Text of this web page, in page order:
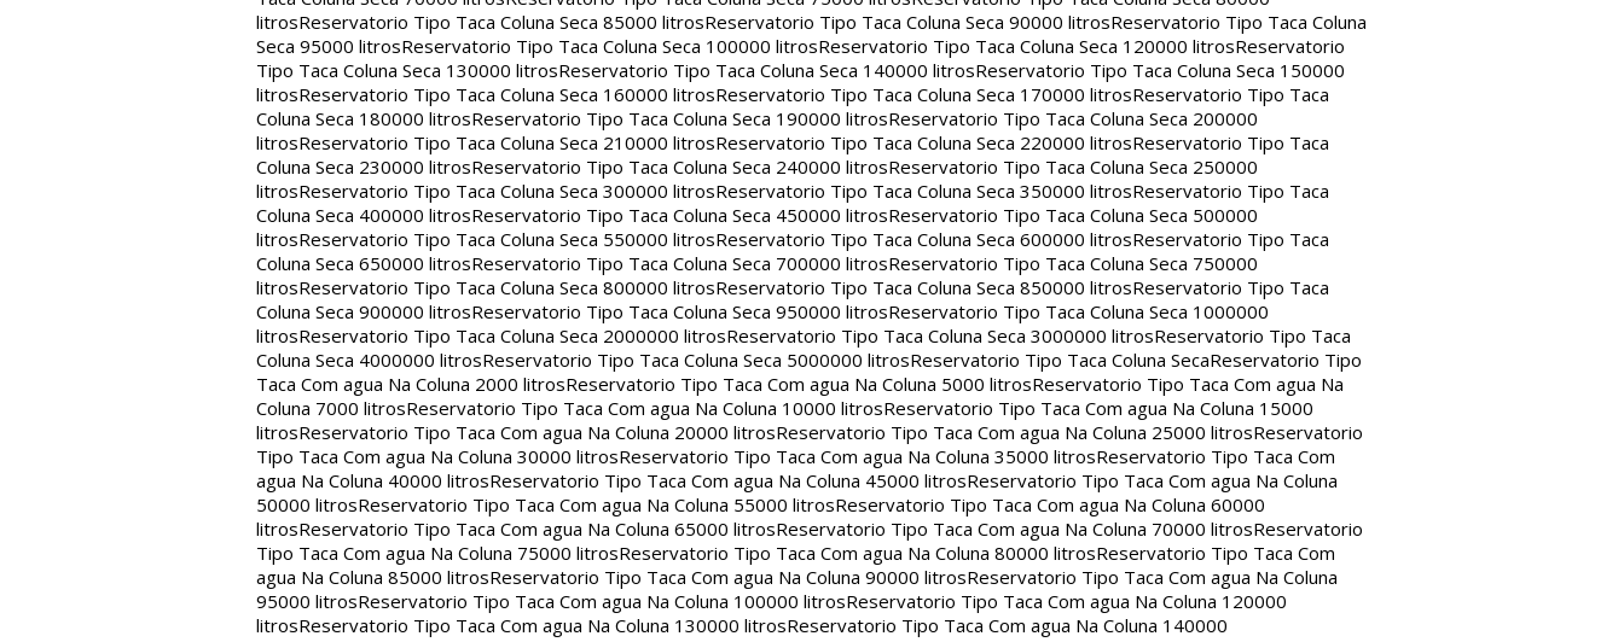
litrosReservatorio Tipo Taca Coluna Seca 85000 litrosReservatorio Tipo Taca Coluna Seca 90000 litrosReservatorio Tipo Taca Coluna
Seca 95000 litrosReservatorio Tipo Taca Coluna Seca 100000 litrosReservatorio Tipo Taca Coluna Seca 120000 litrosReservatorio
Tipo Taca Coluna Seca 130000 litrosReservatorio Tipo Taca Coluna Seca 140000 litrosReservatorio Tipo Taca Coluna Seca 150000
litrosReservatorio Tipo Taca Coluna Seca 160000 litrosReservatorio Tipo Taca Coluna Seca 170000 litrosReservatorio Tipo Taca
Coluna Seca 180000 litrosReservatorio Tipo Taca Coluna Seca 190000 litrosReservatorio Tipo Taca Coluna Seca 200000
litrosReservatorio Tipo Taca Coluna Seca 210000 litrosReservatorio Tipo Taca Coluna Seca 220000 litrosReservatorio Tipo Taca
Coluna Seca 230000 litrosReservatorio Tipo Taca Coluna Seca 240000 litrosReservatorio Tipo Taca Coluna Seca 250000
litrosReservatorio Tipo Taca Coluna Seca 300000 litrosReservatorio Tipo Taca Coluna Seca 350000 litrosReservatorio Tipo Taca
Coluna Seca 400000 litrosReservatorio Tipo Taca Coluna Seca 450000 litrosReservatorio Tipo Taca Coluna Seca 500000
litrosReservatorio Tipo Taca Coluna Seca 550000 litrosReservatorio Tipo Taca Coluna Seca 600000 litrosReservatorio Tipo Taca
Coluna Seca 650000 litrosReservatorio Tipo Taca Coluna Seca 700000 litrosReservatorio Tipo Taca Coluna Seca 750000
litrosReservatorio Tipo Taca Coluna Seca 800000 litrosReservatorio Tipo Taca Coluna Seca 850000 litrosReservatorio Tipo Taca
Coluna Seca 900000 litrosReservatorio Tipo Taca Coluna Seca 950000 litrosReservatorio Tipo Taca Coluna Seca 1000000
litrosReservatorio Tipo Taca Coluna Seca 2000000 litrosReservatorio Tipo Taca Coluna Seca 3000000 litrosReservatorio Tipo Taca
Coluna Seca 4000000 litrosReservatorio Tipo Taca Coluna Seca 5000000 litrosReservatorio Tipo Taca Coluna SecaReservatorio Tipo
Taca Com agua Na Coluna 2000 litrosReservatorio Tipo Taca Com agua Na Coluna 5000 litrosReservatorio Tipo Taca Com agua Na
Coluna 7000 litrosReservatorio Tipo Taca Com agua Na Coluna 10000 litrosReservatorio Tipo Taca Com agua Na Coluna 15000
litrosReservatorio Tipo Taca Com agua Na Coluna 20000 litrosReservatorio Tipo Taca Com agua Na Coluna 25000 litrosReservatorio
Tipo Taca Com agua Na Coluna 30000 litrosReservatorio Tipo Taca Com agua Na Coluna 35000 litrosReservatorio Tipo Taca Com
agua Na Coluna 40000 litrosReservatorio Tipo Taca Com agua Na Coluna 45000 litrosReservatorio Tipo Taca Com agua Na Coluna
50000 litrosReservatorio Tipo Taca Com agua Na Coluna 55000 litrosReservatorio Tipo Taca Com agua Na Coluna 60000
litrosReservatorio Tipo Taca Com agua Na Coluna 65000 litrosReservatorio Tipo Taca Com agua Na Coluna 70000 litrosReservatorio
Tipo Taca Com agua Na Coluna 75000 litrosReservatorio Tipo Taca Com agua Na Coluna 80000 litrosReservatorio Tipo Taca Com
agua Na Coluna 85000 litrosReservatorio Tipo Taca Com agua Na Coluna 90000 litrosReservatorio Tipo Taca Com agua Na Coluna
95000 litrosReservatorio Tipo Taca Com agua Na Coluna 100000 litrosReservatorio Tipo Taca Com agua Na Coluna 120000
litrosReservatorio Tipo Taca Com agua Na Coluna 130000 litrosReservatorio Tipo Taca Com agua Na Coluna 140000